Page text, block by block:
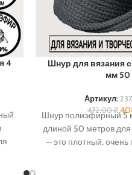
4
Шнур для вязания
мм 50
Артикул:
472,00₽
Шнур полиэфирный 5
длиной 50 метров
— это плотный,